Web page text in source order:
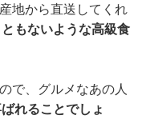
地から直送してくれ
もないような高級食
で、グルメなあの人
れることでしょ